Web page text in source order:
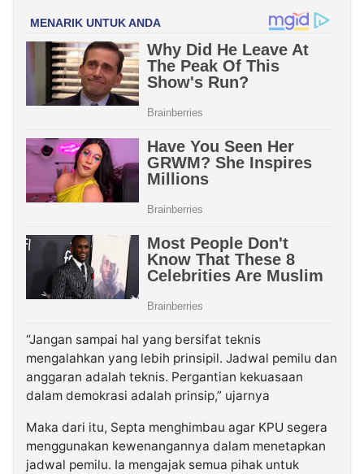
“Jangan sampai hal yang bersifat teknis
mengalahkan yang lebih prinsipil. Jadwal pemilu dan
anggaran adalah teknis. Pergantian kekuasaan
dalam demokrasi adalah prinsip,” ujarnya
Maka dari itu, Septa menghimbau agar KPU segera
menggunakan kewenangannya dalam menetapkan
jadwal pemilu. Ia mengajak semua pihak untuk